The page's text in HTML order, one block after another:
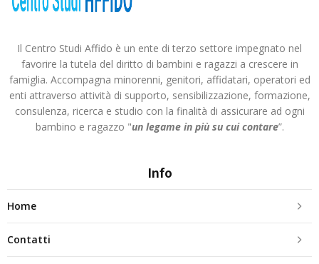
Il Centro Studi Affido è un ente di terzo settore impegnato nel
favorire la tutela del diritto di bambini e ragazzi a crescere in
famiglia. Accompagna minorenni, genitori, affidatari, operatori ed
enti attraverso attività di supporto, sensibilizzazione, formazione,
consulenza, ricerca e studio con la finalità di assicurare ad ogni
bambino e ragazzo "un legame in più su cui contare”.
Info
Home
Contatti